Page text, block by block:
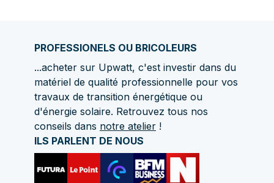
PROFESSIONELS OU BRICOLEURS
...acheter sur Upwatt, c'est investir dans du
matériel de qualité professionnelle pour vos
travaux de transition énergétique ou
d'énergie solaire. Retrouvez tous nos
conseils dans notre atelier !
ILS PARLENT DE NOUS